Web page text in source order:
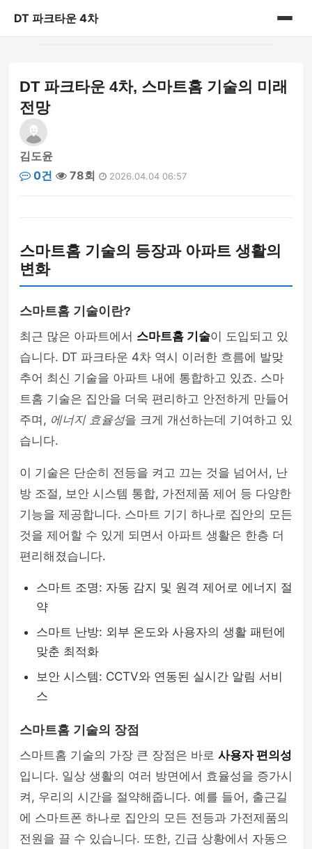
DT 파크타운 4차
게시판
DT 파크타운 4차, 스마트홈 기술의 미래
전망
김도윤
0건
78회 2026.04.04 06:57
스마트홈 기술의 등장과 아파트 생활의
변화
스마트홈 기술이란?
최근 많은 아파트에서 스마트홈 기술이 도입되고 있
습니다. DT 파크타운 4차 역시 이러한 흐름에 발맞
추어 최신 기술을 아파트 내에 통합하고 있죠. 스마
트홈 기술은 집안을 더욱 편리하고 안전하게 만들어
주며, 에너지 효율성을 크게 개선하는데 기여하고 있
습니다.
이 기술은 단순히 전등을 켜고 끄는 것을 넘어서, 난
방 조절, 보안 시스템 통합, 가전제품 제어 등 다양한
기능을 제공합니다. 스마트 기기 하나로 집안의 모든
것을 제어할 수 있게 되면서 아파트 생활은 한층 더
편리해졌습니다.
스마트 조명: 자동 감지 및 원격 제어로 에너지 절
약
스마트 난방: 외부 온도와 사용자의 생활 패턴에
맞춘 최적화
보안 시스템: CCTV와 연동된 실시간 알림 서비
스
스마트홈 기술의 장점
스마트홈 기술의 가장 큰 장점은 바로 사용자 편의성
입니다. 일상 생활의 여러 방면에서 효율성을 증가시
켜, 우리의 시간을 절약해줍니다. 예를 들어, 출근길
에 스마트폰 하나로 집안의 모든 전등과 가전제품의
전원을 끌 수 있습니다. 또한, 긴급 상황에서 자동으